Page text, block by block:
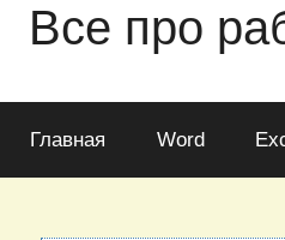
Все про
Главная Word